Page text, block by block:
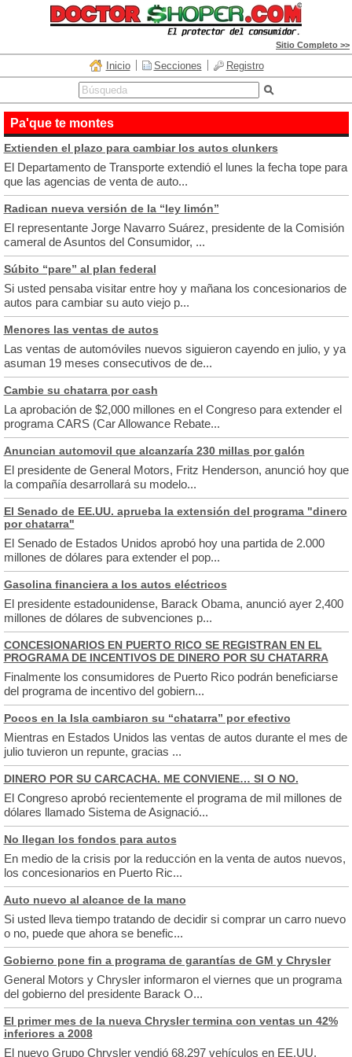
Sitio Completo >>
Inicio Secciones Registro
Pa'que te montes
Extienden el plazo para cambiar los autos clunkers
El Departamento de Transporte extendió el lunes la fecha tope para
que las agencias de venta de auto...
Radican nueva versión de la “ley limón”
El representante Jorge Navarro Suárez, presidente de la Comisión
cameral de Asuntos del Consumidor, ...
Súbito “pare” al plan federal
Si usted pensaba visitar entre hoy y mañana los concesionarios de
autos para cambiar su auto viejo p...
Menores las ventas de autos
Las ventas de automóviles nuevos siguieron cayendo en julio, y ya
asuman 19 meses consecutivos de de...
Cambie su chatarra por cash
La aprobación de $2,000 millones en el Congreso para extender el
programa CARS (Car Allowance Rebate...
Anuncian automovil que alcanzaría 230 millas por galón
El presidente de General Motors, Fritz Henderson, anunció hoy que
la compañía desarrollará su modelo...
El Senado de EE.UU. aprueba la extensión del programa "dinero
por chatarra"
El Senado de Estados Unidos aprobó hoy una partida de 2.000
millones de dólares para extender el pop...
Gasolina financiera a los autos eléctricos
El presidente estadounidense, Barack Obama, anunció ayer 2,400
millones de dólares de subvenciones p...
CONCESIONARIOS EN PUERTO RICO SE REGISTRAN EN EL
PROGRAMA DE INCENTIVOS DE DINERO POR SU CHATARRA
Finalmente los consumidores de Puerto Rico podrán beneficiarse
del programa de incentivo del gobiern...
Pocos en la Isla cambiaron su “chatarra” por efectivo
Mientras en Estados Unidos las ventas de autos durante el mes de
julio tuvieron un repunte, gracias ...
DINERO POR SU CARCACHA. ME CONVIENE… SI O NO.
El Congreso aprobó recientemente el programa de mil millones de
dólares llamado Sistema de Asignació...
No llegan los fondos para autos
En medio de la crisis por la reducción en la venta de autos nuevos,
los concesionarios en Puerto Ric...
Auto nuevo al alcance de la mano
Si usted lleva tiempo tratando de decidir si comprar un carro nuevo
o no, puede que ahora se benefic...
Gobierno pone fin a programa de garantías de GM y Chrysler
General Motors y Chrysler informaron el viernes que un programa
del gobierno del presidente Barack O...
El primer mes de la nueva Chrysler termina con ventas un 42%
inferiores a 2008
El nuevo Grupo Chrysler vendió 68.297 vehículos en EE.UU.